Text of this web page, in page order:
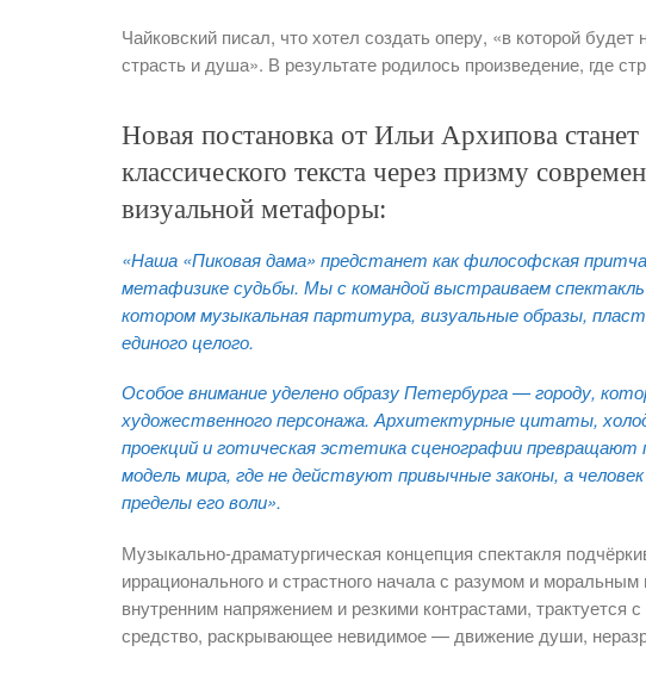
Чайковский писал, что хотел создать оперу, «в которой
страсть и душа». В результате родилось произведение, где
Новая постановка от Ильи Архипова
классического текста через призму
визуальной метафоры:
«Наша «Пиковая дама» предстанет как философская
метафизике судьбы. Мы с командой выстраиваем
котором музыкальная партитура, визуальные образы,
единого целого.
Особое внимание уделено образу Петербурга — городу,
художественного персонажа. Архитектурные цитаты,
проекций и готическая эстетика сценографии
модель мира, где не действуют привычные законы, а
пределы его воли».
Музыкально-драматургическая концепция спектакля
иррационального и страстного начала с разумом и
внутренним напряжением и резкими контрастами, трактуется
средство, раскрывающее невидимое — движение души,